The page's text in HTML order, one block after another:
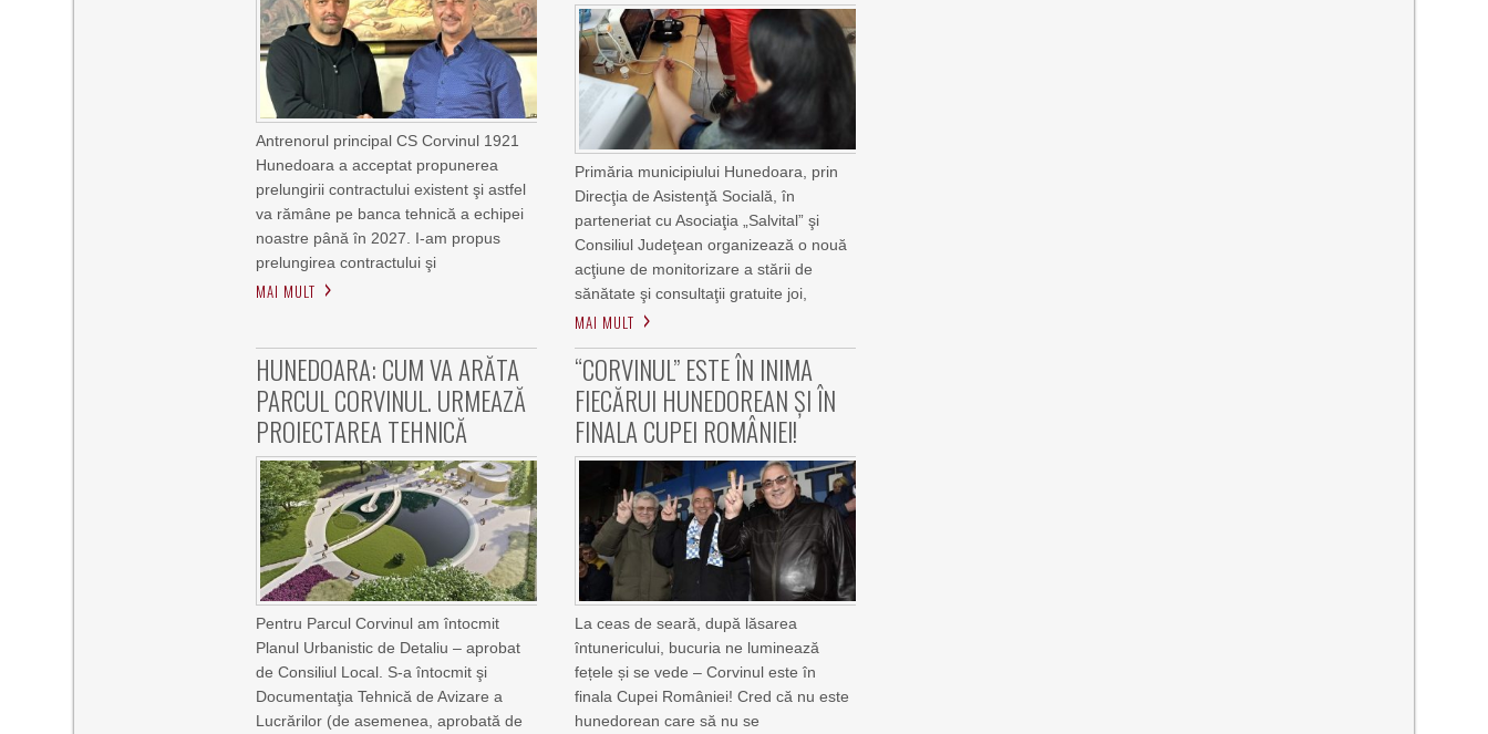
Antrenorul principal CS Corvinul 1921
Hunedoara a acceptat propunerea
prelungirii contractului existent şi astfel
va rămâne pe banca tehnică a echipei
noastre până în 2027. I-am propus
prelungirea contractului şi
MAI MULT
Primăria municipiului Hunedoara, prin
Direcţia de Asistenţă Socială, în
parteneriat cu Asociaţia „Salvital” şi
Consiliul Judeţean organizează o nouă
acţiune de monitorizare a stării de
sănătate şi consultaţii gratuite joi,
MAI MULT
HUNEDOARA: CUM VA ARĂTA
PARCUL CORVINUL. URMEAZĂ
PROIECTAREA TEHNICĂ
Pentru Parcul Corvinul am întocmit
Planul Urbanistic de Detaliu – aprobat
de Consiliul Local. S-a întocmit şi
Documentaţia Tehnică de Avizare a
Lucrărilor (de asemenea, aprobată de
“CORVINUL” ESTE ÎN INIMA
FIECĂRUI HUNEDOREAN ȘI ÎN
FINALA CUPEI ROMÂNIEI!
La ceas de seară, după lăsarea
întunericului, bucuria ne luminează
fețele și se vede – Corvinul este în
finala Cupei României! Cred că nu este
hunedorean care să nu se